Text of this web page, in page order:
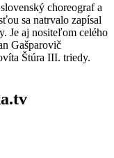
choreograf a
sa natrvalo zapísal
Je aj nositeľom celého
Gašparovič
Štúra III. triedy.